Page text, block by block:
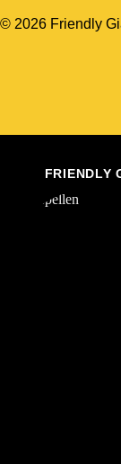
© 2026 Friendly
FRIENDLY